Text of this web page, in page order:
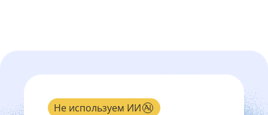
Не используем ИИ